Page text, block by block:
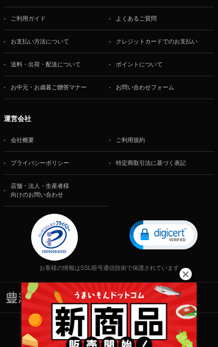
ご利用ガイド よくあるご質問
お支払い方法について クレジットカードでのお支払い
送料・出荷・配送について ポイントについて
お中元・お歳暮ご贈答マナー お問い合わせフォーム
運営会社
会社概要 ご利用規約
プライバシーポリシー 特定商取引法に基づく表記
店舗・法人・生産者様
向けのお問い合わせ
お客様の情報はSSL暗号通信技術で保護されています
株式会社 食文化